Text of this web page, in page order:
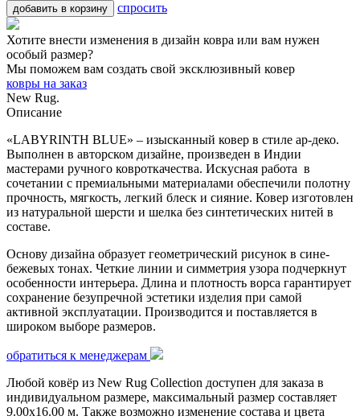
добавить в корзину спросить
Хотите внести изменения в дизайн ковра или вам нужен
особый размер?
Мы поможем вам создать свой эксклюзивный ковер
ковры на заказ
New Rug.
Описание
«LABYRINTH BLUE» – изысканный ковер в стиле ар-деко.
Выполнен в авторском дизайне, произведен в Индии
мастерами ручного ковроткачества. Искусная работа в
сочетании с премиальными материалами обеспечили полотну
прочность, мягкость, легкий блеск и сияние. Ковер изготовлен
из натуральной шерсти и шелка без синтетических нитей в
составе.
Основу дизайна образует геометрический рисунок в сине-
бежевых тонах. Четкие линии и симметрия узора подчеркнут
особенности интерьера. Длина и плотность ворса гарантирует
сохранение безупречной эстетики изделия при самой
активной эксплуатации. Производится и поставляется в
широком выборе размеров.
обратиться к менеджерам
Любой ковёр из New Rug Collection доступен для заказа в
индивидуальном размере, максимальный размер составляет
9.00х16.00 м. Также возможно изменение состава и цвета